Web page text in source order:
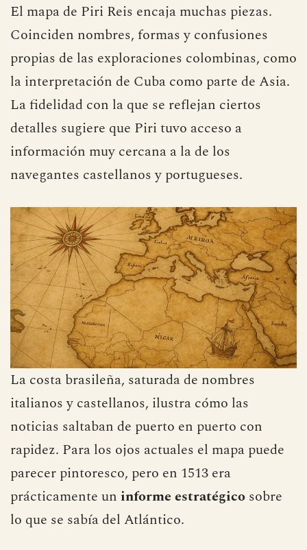
El mapa de Piri Reis encaja muchas piezas.
Coinciden nombres, formas y confusiones
propias de las exploraciones colombinas, como
la interpretación de Cuba como parte de Asia.
La fidelidad con la que se reflejan ciertos
detalles sugiere que Piri tuvo acceso a
información muy cercana a la de los
navegantes castellanos y portugueses.
La costa brasileña, saturada de nombres
italianos y castellanos, ilustra cómo las
noticias saltaban de puerto en puerto con
rapidez. Para los ojos actuales el mapa puede
parecer pintoresco, pero en 1513 era
prácticamente un informe estratégico sobre
lo que se sabía del Atlántico.